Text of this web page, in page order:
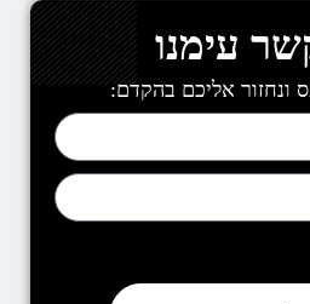
עימנו
ונחזור אליכם בהקדם: